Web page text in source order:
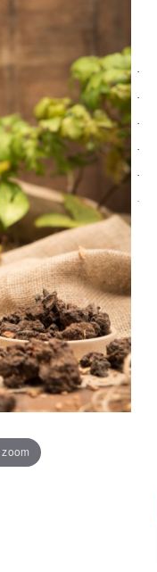
·
·
·
·
·
·